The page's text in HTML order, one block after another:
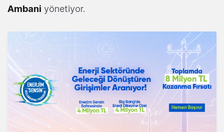
Ambani yönetiyor.